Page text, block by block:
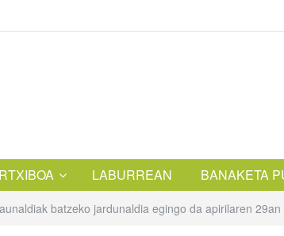
LABURREAN BANAKETA
batzeko jardunaldia egingo da apirilaren